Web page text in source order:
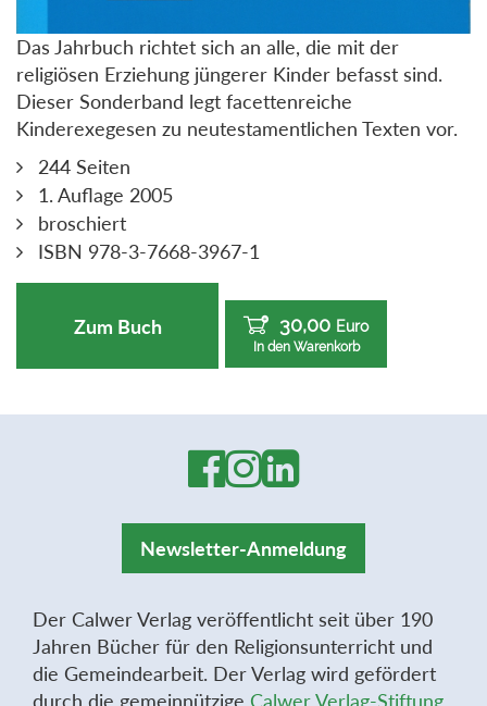
Das Jahrbuch richtet sich an alle, die mit der
religiösen Erziehung jüngerer Kinder befasst sind.
Dieser Sonderband legt facettenreiche
Kinderexegesen zu neutestamentlichen Texten vor.
244 Seiten
1. Auflage 2005
broschiert
ISBN 978-3-7668-3967-1
Zum Buch 30,00 Euro
In den Warenkorb
Newsletter-Anmeldung
Der Calwer Verlag veröffentlicht seit über 190
Jahren Bücher für den Religionsunterricht und
die Gemeindearbeit. Der Verlag wird gefördert
durch die gemeinnützige Calwer Verlag-Stiftung